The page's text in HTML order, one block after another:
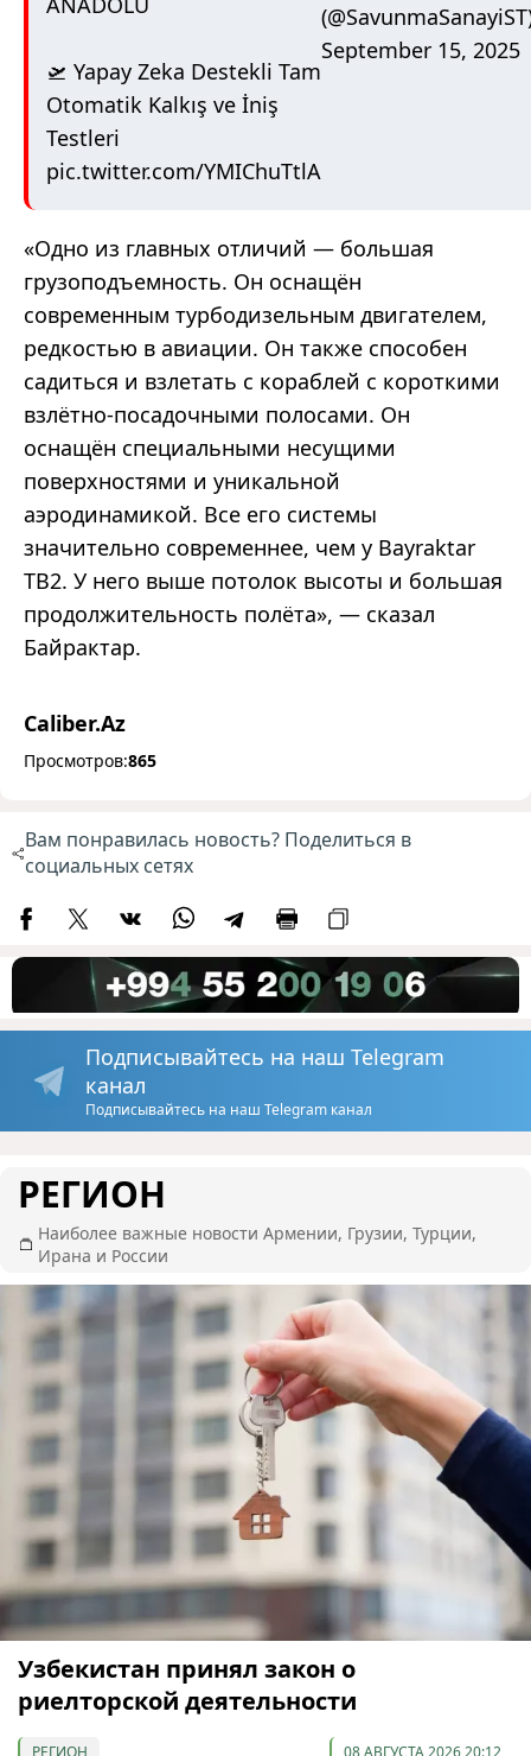
🛫 Yapay Zeka Destekli Tam
Otomatik Kalkış ve İniş
Testleri
pic.twitter.com/YMIChuTtlA
September 15, 2025
«Одно из главных отличий — большая
грузоподъемность. Он оснащён
современным турбодизельным двигателем,
редкостью в авиации. Он также способен
садиться и взлетать с кораблей с короткими
взлётно-посадочными полосами. Он
оснащён специальными несущими
поверхностями и уникальной
аэродинамикой. Все его системы
значительно современнее, чем у Bayraktar
TB2. У него выше потолок высоты и большая
продолжительность полёта», — сказал
Байрактар.
Caliber.Az
Просмотров:865
Вам понравилась новость? Поделиться в
социальных сетях
Подписывайтесь на наш Telegram
канал
Подписывайтесь на наш Telegram канал
РЕГИОН
Наиболее важные новости Армении, Грузии, Турции,
Ирана и России
Узбекистан принял закон о
риелторской деятельности
РЕГИОН 08 АВГУСТА 2026 20:12